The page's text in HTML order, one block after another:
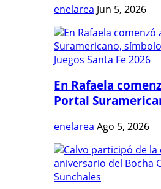
enelarea Jun 5, 2026
En Rafaela
Portal
enelarea Ago 5, 2026